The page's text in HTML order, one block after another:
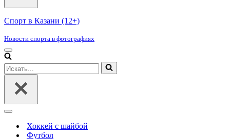
Спорт в Казани (12+)
Новости спорта в фотографиях
Меню
навигации
Искать...
Меню
навигацииХоккей с шайбой
Футбол